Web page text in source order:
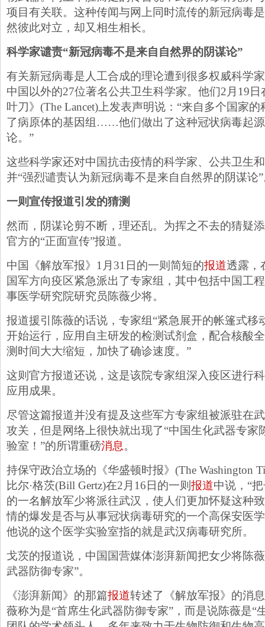
项目有关联。这种传闻与网上同时流传的新冠病毒
然彼此对立，却又相生相长。
科学家谴责“新冠病毒不是来自自然界的阴谋论”
有关新冠病毒是人工合成的理论遭到很多权威科学
中国以外的27位著名公共卫生科学家。他们2月19
叶刀》(The Lancet)上发表声明说：“来自多个国家
了病原体的基因组……他们做出了这种冠状病毒起
论。”
这些科学家还对中国抗击疫情的科学家、公共卫生
并“强烈谴责认为新冠病毒不是来自自然界的阴谋论
一则宣传报道引发的猜测
然而，阴谋论剪不断，理还乱。为挥之不去的猜疑
官方的“正面宣传”报道。
中国《解放军报》1月31日的一则简短的报道透露，
国军方向疫区紧急派出了专家组，其中包括中国工
事医学研究院研究员陈薇少将。
报道援引陈薇的话说，专家组“紧急展开的帐篷式移
开始运行，应用自主研发的检测试剂盒，配合核酸
测时间大大缩短，加快了确诊速度。”
这则官方报道还说，这是该院专家组深入疫区进行
应用成果。
尽管这篇报道并没有提及这些军方专家组被派驻在
攻关，但是网络上很快就出现了“中国生化武器专家
验室！”的所谓重磅消息。
持保守政治立场的《华盛顿时报》(The Washington
比尔·格茨(Bill Gertz)在2月16日的一则 报道中说，“
的一名解放军少将派往武汉，使人们更加怀疑这种
情的爆发是否与从事冠状病毒研究的一个高保安医
他说的这个医学实验室指的就是武汉病毒研究所。
戈茨的报道说，中国国营媒体澎湃新闻把女少将陈
武器防御专家”。
《澎湃新闻》的那篇报道转述了《解放军报》的消
薇称为是“首席生化武器防御专家”，而是说陈薇是“